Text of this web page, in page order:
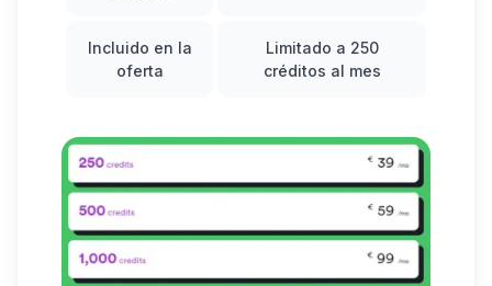
Incluido en la
oferta
Limitado a 250
créditos al mes